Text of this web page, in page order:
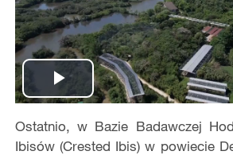
Play
Video
Ostatnio, w Bazie Badawczej
Ibisów (Crested Ibis) w powiecie